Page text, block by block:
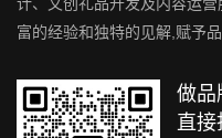
富的经验和独特的见解,赋予
做品
直接